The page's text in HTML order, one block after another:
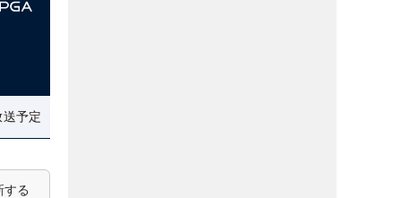
予定
する